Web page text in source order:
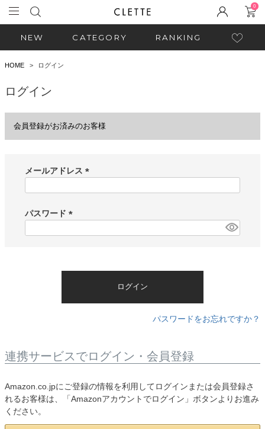
0
NEW CATEGORY RANKING
HOME ログイン
ログイン
会員登録がお済みのお客様
メールアドレス
)
パスワード
ログイン
パスワードをお忘れですか？
連携サービスでログイン・会員登録
Amazon.co.jpにご登録の情報を利用してログインまたは会員登録さ
れるお客様は、「Amazonアカウントでログイン」ボタンよりお進み
ください。